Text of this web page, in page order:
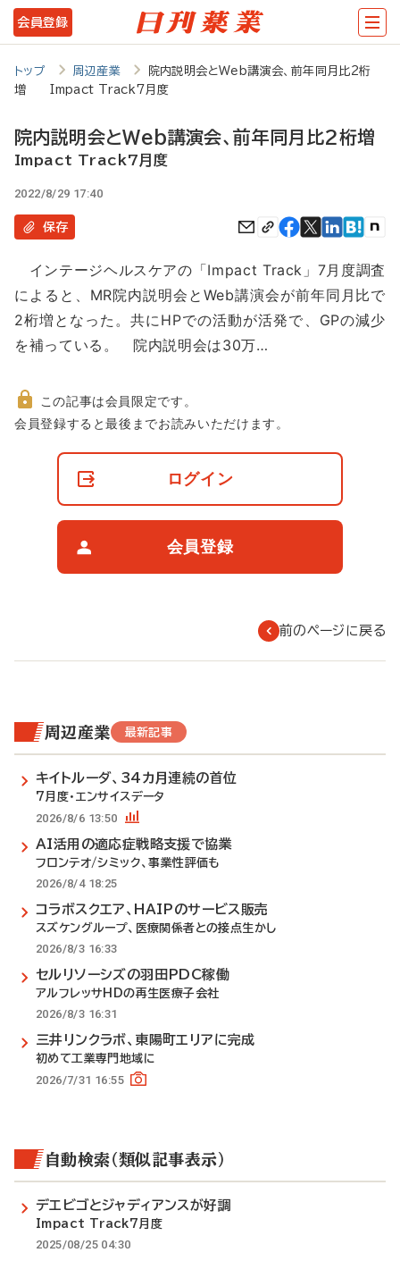
メ
イ
テ
ツ
に
動
会員登録
トップ 周辺産業
院内説明会とWeb講演会、前年同月比2桁
増 Impact Track7月度
院内説明会とWeb講演会、前年同月比2桁増
Impact Track7月度
2022/8/29 17:40
保存
インテージヘルスケアの「Impact Track」7月度調査
によると、MR院内説明会とWeb講演会が前年同月比で
2桁増となった。共にHPでの活動が活発で、GPの減少
を補っている。 院内説明会は30万…
非
この記事は会員限定です。
会員登録すると最後までお読みいただけます。
ログイン
会員登録
前のページに戻る
周辺産業 最新記事
キイトルーダ、34カ月連続の首位
7月度・エンサイスデータ
2026/8/6 13:50
AI活用の適応症戦略支援で協業
フロンテオ/シミック、事業性評価も
2026/8/4 18:25
コラボスクエア、HAIPのサービス販売
スズケングループ、医療関係者との接点生かし
2026/8/3 16:33
セルリソーシズの羽田PDC稼働
アルフレッサHDの再生医療子会社
2026/8/3 16:31
三井リンクラボ、東陽町エリアに完成
初めて工業専門地域に
2026/7/31 16:55
自動検索（類似記事表示）
デエビゴとジャディアンスが好調
Impact Track7月度
2025/08/25 04:30